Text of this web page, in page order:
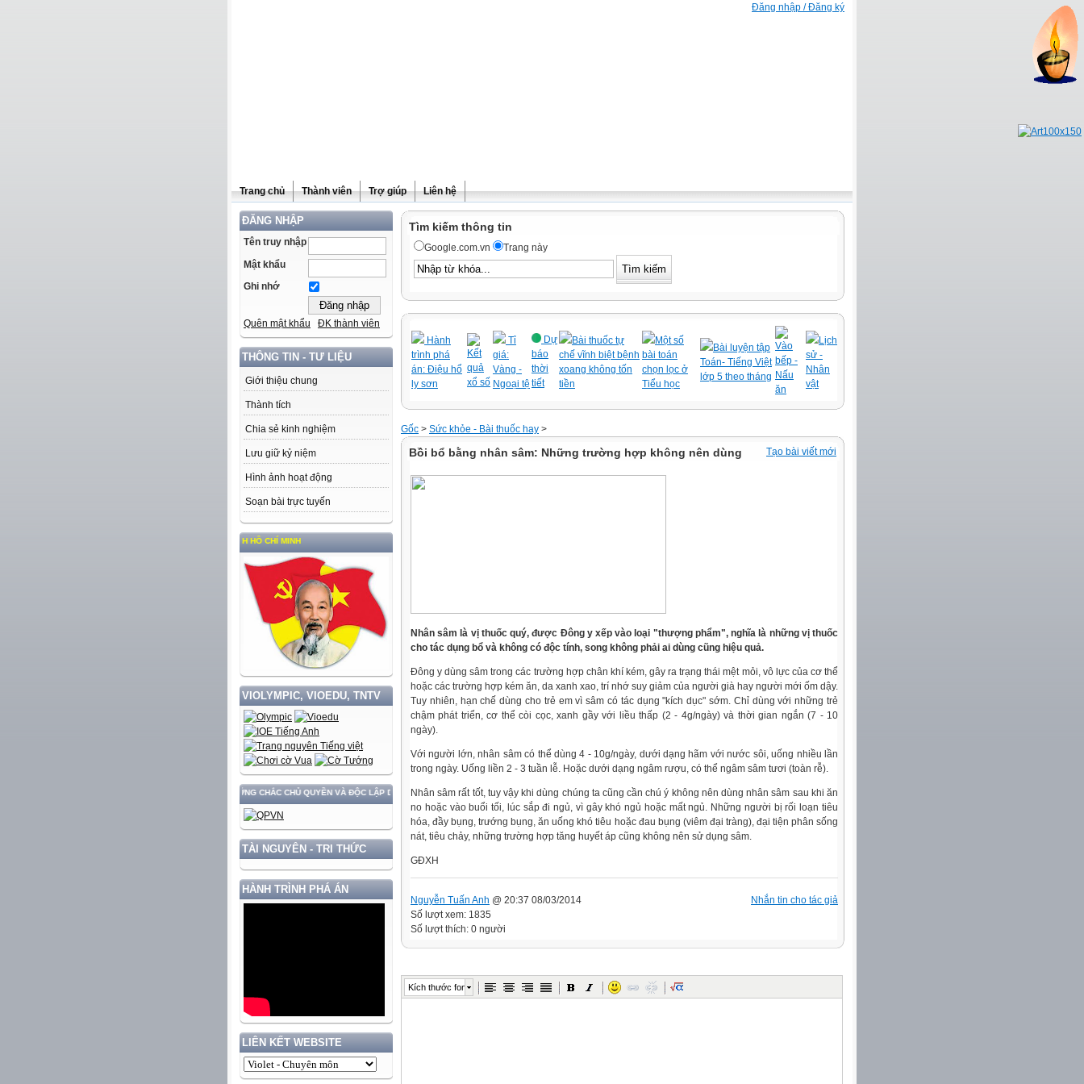
Đăng nhập / Đăng ký
Trang chủ Thành viên Trợ giúp Liên hệ
ĐĂNG NHẬP
Tên truy nhập
Mật khẩu
Ghi nhớ
Quên mật khẩu ĐK thành viên
THÔNG TIN - TƯ LIỆU
Giới thiệu chung
Thành tích
Chia sẻ kinh nghiệm
Lưu giữ kỷ niệm
Hình ảnh hoạt động
Soạn bài trực tuyến
VÀ LÀM THEO TƯ TƯỞNG, ĐẠO ĐỨC, PHONG CÁCH HỒ CHÍ MINH
VIOLYMPIC, VIOEDU, TNTV
VÀ PHÁT TRIỂN ĐẤT NƯỚC GẮN VỚI BẢO VỆ VỮNG CHẮC CHỦ QUYỀN VÀ ĐỘC LẬP DÂN TỘC!
TÀI NGUYÊN - TRI THỨC
HÀNH TRÌNH PHÁ ÁN
LIÊN KẾT WEBSITE
Tìm kiếm thông tin
Google.com.vn Trang này
Hành
trình phá
án: Điệu hổ
ly sơn
Kết
quả
xổ số
Tỉ
giá:
Vàng -
Ngoại tệ
Dự
báo
thời
tiết
Bài thuốc tự
chế vĩnh biệt bệnh
xoang không tốn
tiền
Một số
bài toán
chọn lọc ở
Tiểu học
Bài luyện tập
Toán- Tiếng Việt
lớp 5 theo tháng
Vào
bếp -
Nấu
ăn
Lịch
sử -
Nhân
vật
Gốc > Sức khỏe - Bài thuốc hay >
Tạo bài viết mới
Bồi bổ bằng nhân sâm: Những trường hợp không nên dùng
Nhân sâm là vị thuốc quý, được Đông y xếp vào loại "thượng phẩm", nghĩa là những vị thuốc
cho tác dụng bổ và không có độc tính, song không phải ai dùng cũng hiệu quả.
Đông y dùng sâm trong các trường hợp chân khí kém, gây ra trạng thái mệt mỏi, vô lực của cơ thể
hoặc các trường hợp kém ăn, da xanh xao, trí nhớ suy giảm của người già hay người mới ốm dậy.
Tuy nhiên, hạn chế dùng cho trẻ em vì sâm có tác dụng "kích dục" sớm. Chỉ dùng với những trẻ
chậm phát triển, cơ thể còi cọc, xanh gầy với liều thấp (2 - 4g/ngày) và thời gian ngắn (7 - 10
ngày).
Với người lớn, nhân sâm có thể dùng 4 - 10g/ngày, dưới dạng hãm với nước sôi, uống nhiều lần
trong ngày. Uống liền 2 - 3 tuần lễ. Hoặc dưới dạng ngâm rượu, có thể ngâm sâm tươi (toàn rễ).
Nhân sâm rất tốt, tuy vậy khi dùng chúng ta cũng cần chú ý không nên dùng nhân sâm sau khi ăn
no hoặc vào buổi tối, lúc sắp đi ngủ, vì gây khó ngủ hoặc mất ngủ. Những người bị rối loạn tiêu
hóa, đầy bụng, trướng bụng, ăn uống khó tiêu hoặc đau bụng (viêm đại tràng), đại tiện phân sống
nát, tiêu chảy, những trường hợp tăng huyết áp cũng không nên sử dụng sâm.
GĐXH
Nhắn tin cho tác giả
Nguyễn Tuấn Anh @ 20:37 08/03/2014
Số lượt xem: 1835
Số lượt thích: 0 người
Kích thước font